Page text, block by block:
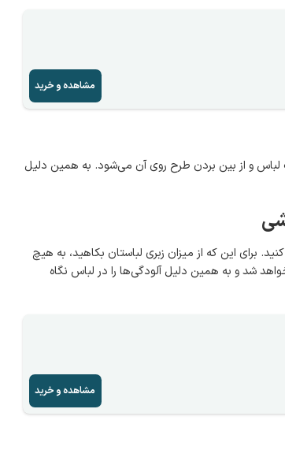
مشاهده و خرید
و از بین بردن طرح روی آن می‌شود. به همین دلیل
برای این که از میزان زبری لباستان بکاهید، به هیچ
شد و به همین دلیل آلودگی‌ها را در لباس نگاه
مشاهده و خرید